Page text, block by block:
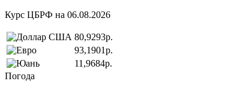
Курс ЦБРФ на 06.08.2026
80,9293р.
93,1901р.
11,9684р.
Погода